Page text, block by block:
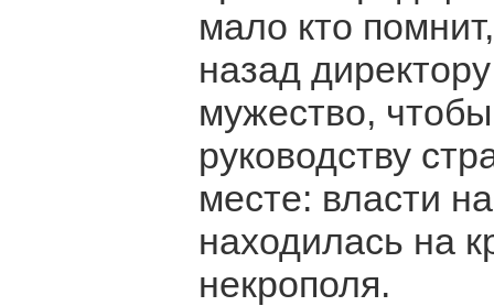
мало кто
назад
мужество,
руководству
месте: власти
находилась на
некрополя.